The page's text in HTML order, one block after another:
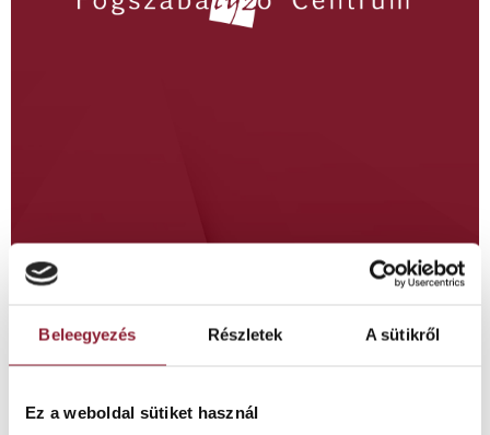
Beleegyezés Részletek A sütikről
Ez a weboldal sütiket használ
Egy tízéves fiú sportbalesetben